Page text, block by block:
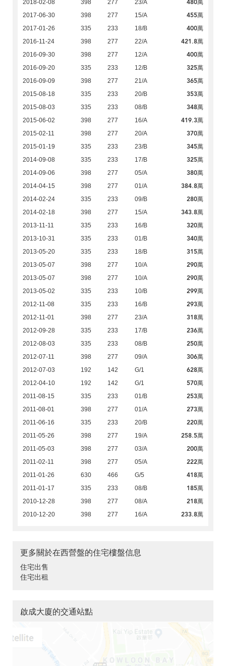
2018-02-08 398 277 23/A 480萬
2017-06-30 398 277 15/A 455萬
2017-01-26 335 233 18/B 400萬
2016-11-24 398 277 22/A 421.8萬
2016-09-30 398 277 12/A 400萬
2016-09-20 335 233 12/B 325萬
2016-09-09 398 277 21/A 365萬
2015-08-18 335 233 20/B 353萬
2015-08-03 335 233 08/B 348萬
2015-06-02 398 277 16/A 419.3萬
2015-02-11 398 277 20/A 370萬
2015-01-19 335 233 23/B 345萬
2014-09-08 335 233 17/B 325萬
2014-09-06 398 277 05/A 380萬
2014-04-15 398 277 01/A 384.8萬
2014-02-24 335 233 09/B 280萬
2014-02-18 398 277 15/A 343.8萬
2013-11-11 335 233 16/B 320萬
2013-10-31 335 233 01/B 340萬
2013-05-20 335 233 18/B 315萬
2013-05-07 398 277 10/A 290萬
2013-05-07 398 277 10/A 290萬
2013-05-02 335 233 10/B 299萬
2012-11-08 335 233 16/B 293萬
2012-11-01 398 277 23/A 318萬
2012-09-28 335 233 17/B 236萬
2012-08-03 335 233 08/B 250萬
2012-07-11 398 277 09/A 306萬
2012-07-03 192 142 G/1 628萬
2012-04-10 192 142 G/1 570萬
2011-08-15 335 233 01/B 253萬
2011-08-01 398 277 01/A 273萬
2011-06-16 335 233 20/B 220萬
2011-05-26 398 277 19/A 258.5萬
2011-05-03 398 277 03/A 200萬
2011-02-11 398 277 05/A 222萬
2011-01-26 630 466 G/5 418萬
2011-01-17 335 233 08/B 185萬
2010-12-28 398 277 08/A 218萬
2010-12-20 398 277 16/A 233.8萬
更多關於在西營盤的住宅樓盤信息
住宅出售
住宅出租
啟成大廈的交通站點